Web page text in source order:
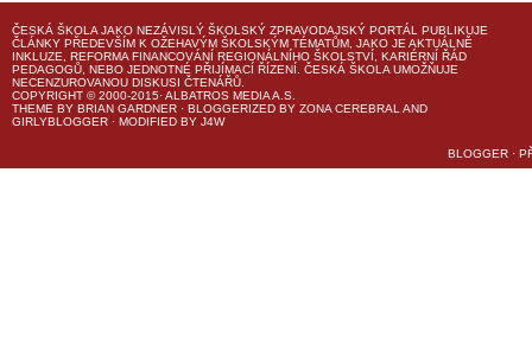
ČESKÁ ŠKOLA JAKO NEZÁVISLÝ ŠKOLSKÝ ZPRAVODAJSKÝ PORTÁL PUBLIKUJE
ČLÁNKY PŘEDEVŠÍM K OŽEHAVÝM ŠKOLSKÝM TÉMATŮM, JAKO JE AKTUÁLNĚ
INKLUZE, REFORMA FINANCOVÁNÍ REGIONÁLNÍHO ŠKOLSTVÍ, KARIÉRNÍ ŘÁD
PEDAGOGŮ, NEBO JEDNOTNÉ PŘIJÍMACÍ ŘÍZENÍ. ČESKÁ ŠKOLA UMOŽŇUJE
NECENZUROVANOU DISKUSI ČTENÁŘŮ.
COPYRIGHT © 2000-2015· ALBATROS MEDIA A.S.
THEME BY BRIAN GARDNER · BLOGGERIZED BY ZONA CEREBRAL AND
GIRLYBLOGGER · MODIFIED BY J4W
BLOGGER ·